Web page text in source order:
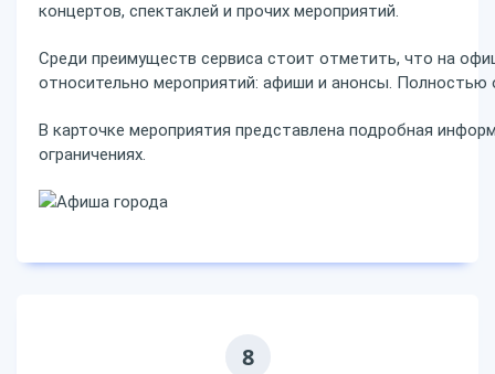
концертов, спектаклей и прочих мероприятий.
Среди преимуществ сервиса стоит отметить, что на
относительно мероприятий: афиши и анонсы. Полностью
В карточке мероприятия представлена подробная
ограничениях.
8